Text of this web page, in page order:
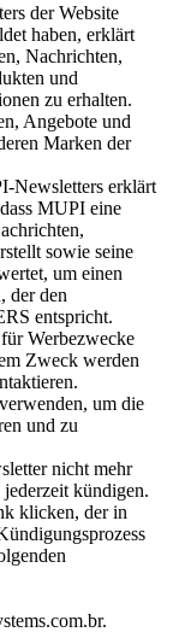
der Website
haben, erklärt
Nachrichten,
und
zu erhalten.
Angebote und
Marken der
Newsletters erklärt
MUPI eine
sowie seine
um einen
der den
entspricht.
Werbezwecke
Zweck werden
um die
und zu
nicht mehr
kündigen.
klicken, der in